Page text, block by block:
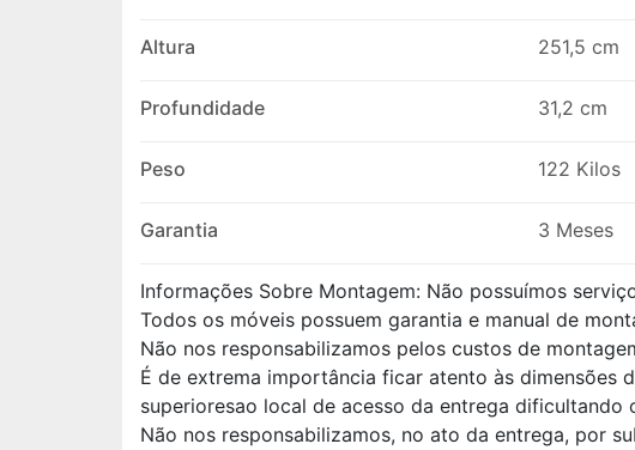
Altura 251,5 cm
Profundidade 31,2 cm
Peso 122 Kilos
Garantia 3 Meses
Informações Sobre Montagem: Não possuímos
Todos os móveis possuem garantia e manual de
Não nos responsabilizamos pelos custos de
É de extrema importância ficar atento às dimensões
superioresao local de acesso da entrega
Não nos responsabilizamos, no ato da entrega, por